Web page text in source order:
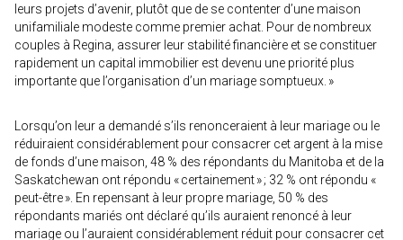
leurs projets d’avenir, plutôt que de se contenter d’une maison
unifamiliale modeste comme premier achat. Pour de nombreux
couples à Regina, assurer leur stabilité financière et se constituer
rapidement un capital immobilier est devenu une priorité plus
importante que l’organisation d’un mariage somptueux. »
Lorsqu’on leur a demandé s’ils renonceraient à leur mariage ou le
réduiraient considérablement pour consacrer cet argent à la mise
de fonds d’une maison, 48 % des répondants du Manitoba et de la
Saskatchewan ont répondu « certainement » ; 32 % ont répondu «
peut-être ». En repensant à leur propre mariage, 50 % des
répondants mariés ont déclaré qu’ils auraient renoncé à leur
mariage ou l’auraient considérablement réduit pour consacrer cet